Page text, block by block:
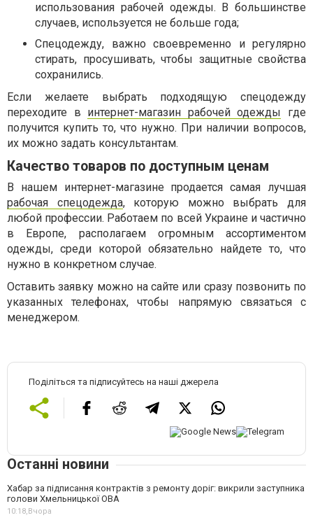
использования рабочей одежды. В большинстве
случаев, используется не больше года;
Спецодежду, важно своевременно и регулярно
стирать, просушивать, чтобы защитные свойства
сохранились.
Если желаете выбрать подходящую спецодежду
переходите в интернет-магазин рабочей одежды где
получится купить то, что нужно. При наличии вопросов,
их можно задать консультантам.
Качество товаров по доступным ценам
В нашем интернет-магазине продается самая лучшая
рабочая спецодежда, которую можно выбрать для
любой профессии. Работаем по всей Украине и частично
в Европе, располагаем огромным ассортиментом
одежды, среди которой обязательно найдете то, что
нужно в конкретном случае.
Оставить заявку можно на сайте или сразу позвонить по
указанных телефонах, чтобы напрямую связаться с
менеджером.
Поділіться та підписуйтесь на наші джерела
Останні новини
Хабар за підписання контрактів з ремонту доріг: викрили заступника
голови Хмельницької ОВА
10:18,Вчора